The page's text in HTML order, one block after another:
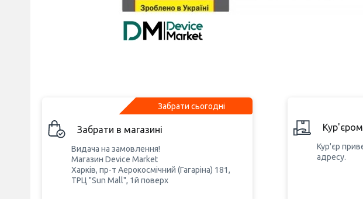
Забрати сьогодні
Забрати в магазині
Видача на замовлення!
Магазин Device Market
Харків, пр-т Аерокосмічний (Гагаріна) 181,
ТРЦ "Sun Mall", 1й поверх
Кур'єр
адресу.